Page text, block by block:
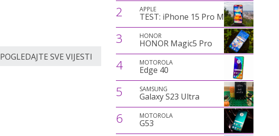
POGLEDAJTE SVE VIJESTI
2 APPLE
TEST: iPhone 15 Pro Max
3 HONOR
HONOR Magic5 Pro
4 MOTOROLA
Edge 40
5 SAMSUNG
Galaxy S23 Ultra
6 MOTOROLA
G53